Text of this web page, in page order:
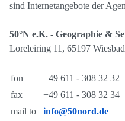
sind Internetangebote der
50°N e.K. - Geographie &
Loreleiring 11, 65197
fon
+49 611 - 308 32 32
fax
+49 611 - 308 32 34
mail to
info@50nord.de